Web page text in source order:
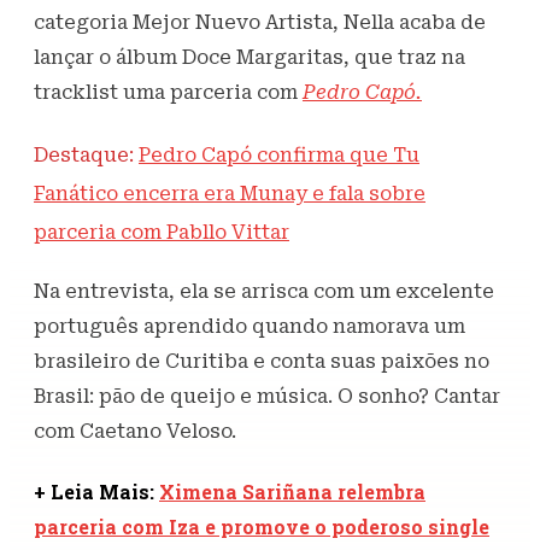
categoria Mejor Nuevo Artista, Nella acaba de
lançar o álbum Doce Margaritas, que traz na
tracklist uma parceria comPedro Capó.
Destaque: Pedro Capó confirma que Tu
Fanático encerra era Munay e fala sobre
parceria com Pabllo Vittar
Na entrevista, ela se arrisca com um excelente
português aprendido quando namorava um
brasileiro de Curitiba e conta suas paixões no
Brasil: pão de queijo e música. O sonho? Cantar
com Caetano Veloso.
+ Leia Mais: Ximena Sariñana relembra
parceria com Iza e promove o poderoso single